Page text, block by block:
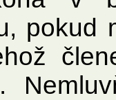
pokud